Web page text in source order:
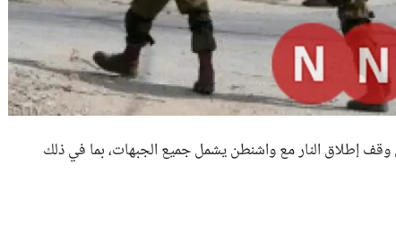
وقف إطلاق النار مع واشنطن يشمل جميع الجبهات، بما في ذلك